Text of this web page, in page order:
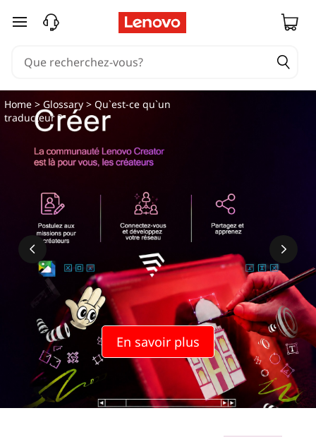
Q
e
n
passer au contenu principal
En savoir plus
Home >Glossary > Qu`est-ce qu`un
traducteur ?